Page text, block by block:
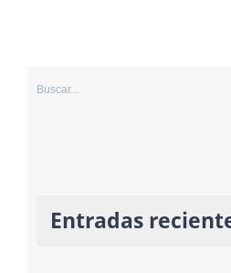
Buscar:
Entradas